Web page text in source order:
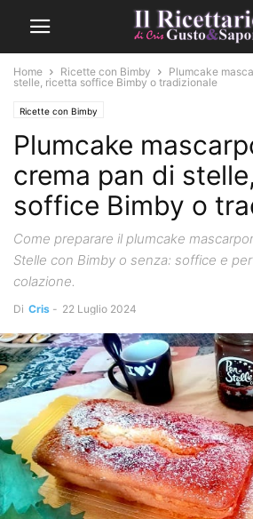
Home Ricette con Bimby
Plumcake
stelle, ricetta soffice Bimby o tradizionale
Ricette con Bimby
Plumcake
crema pan di
soffice Bimby o
Come preparare il plumcake
Stelle con Bimby o senza: soffice e
colazione.
Di Cris - 22 Luglio 2024